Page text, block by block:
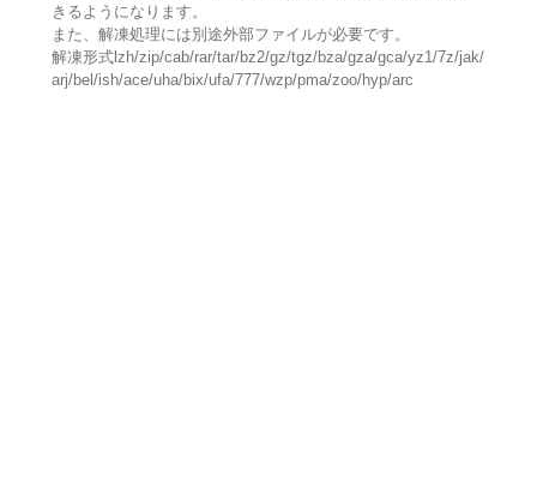
きるようになります。
また、解凍処理には別途外部ファイルが必要です。
解凍形式lzh/zip/cab/rar/tar/bz2/gz/tgz/bza/gza/gca/yz1/7z/jak/
arj/bel/ish/ace/uha/bix/ufa/777/wzp/pma/zoo/hyp/arc